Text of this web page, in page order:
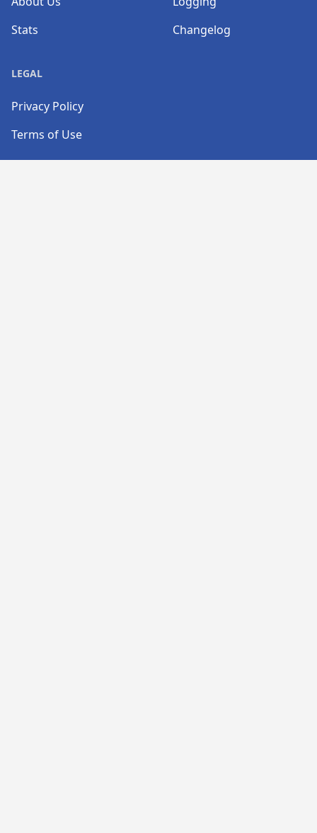
Stats
Changelog
LEGAL
Privacy Policy
Terms of Use